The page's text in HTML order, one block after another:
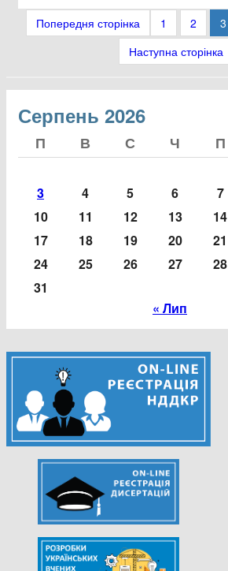
Попередня сторінка 1 2 3
Наступна сторінка
Серпень 2026
3
4 5 6 7
10
11 12 13 14
17
18 19 20 21
24
25 26 27 28
31
« Лип